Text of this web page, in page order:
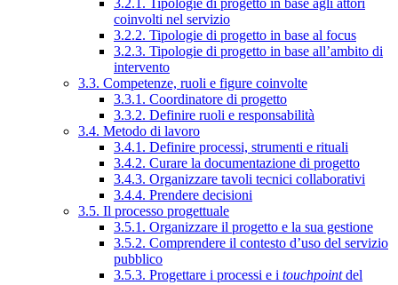
3.2.1. Tipologie di progetto in base agli attori
coinvolti nel servizio
3.2.2. Tipologie di progetto in base al focus
3.2.3. Tipologie di progetto in base all’ambito di
intervento
3.3. Competenze, ruoli e figure coinvolte
3.3.1. Coordinatore di progetto
3.3.2. Definire ruoli e responsabilità
3.4. Metodo di lavoro
3.4.1. Definire processi, strumenti e rituali
3.4.2. Curare la documentazione di progetto
3.4.3. Organizzare tavoli tecnici collaborativi
3.4.4. Prendere decisioni
3.5. Il processo progettuale
3.5.1. Organizzare il progetto e la sua gestione
3.5.2. Comprendere il contesto d’uso del servizio
pubblico
3.5.3. Progettare i processi e i touchpointdel